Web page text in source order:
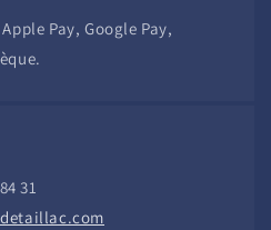
Pay, Google Pay,
31